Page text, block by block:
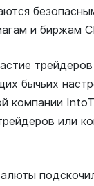
и биржам
бычьих
компании
или